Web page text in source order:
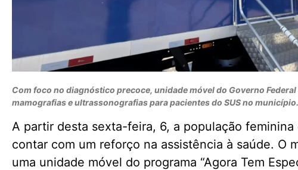
Com foco no diagnóstico precoce, unidade móvel do Governo
mamografias e ultrassonografias para pacientes do SUS no município.
A partir desta sexta-feira, 6, a população feminina
contar com um reforço na assistência à saúde. O
uma unidade móvel do programa “Agora Tem